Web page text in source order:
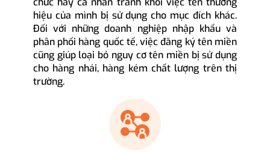
hiệu của mình bị sử dụng cho mục đích khác.
Đối với những doanh nghiệp nhập khẩu và
phân phối hàng quốc tế, việc đăng ký tên miền
cũng giúp loại bỏ nguy cơ tên miền bị sử dụng
cho hàng nhái, hàng kém chất lượng trên thị
trường.